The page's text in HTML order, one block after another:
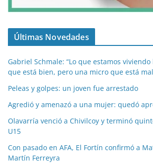
Últimas Novedades
Gabriel Schmale: “Lo que estamos
que está bien, pero una micro que está
Peleas y golpes: un joven fue arrestado
Agredió y amenazó a una mujer: quedó
Olavarría venció a Chivilcoy y terminó
U15
Con pasado en AFA, El Fortín confirmó a
Martín Ferreyra